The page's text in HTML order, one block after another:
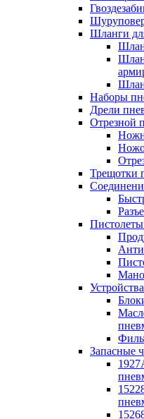
Шланги
Наборы
Дрели
Отрезной
Трещотки
Запасные